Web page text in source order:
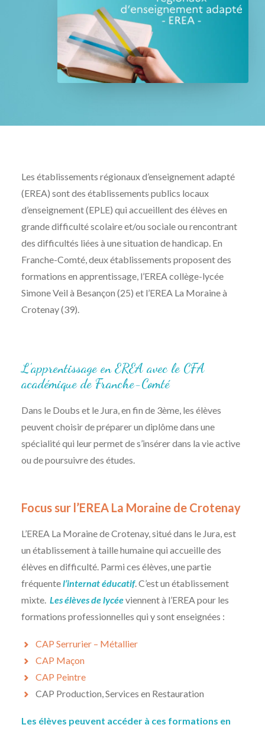
Les établissements régionaux d’enseignement adapté
(EREA) sont des établissements publics locaux
d’enseignement (EPLE) qui accueillent des élèves en
grande difficulté scolaire et/ou sociale ou rencontrant
des difficultés liées à une situation de handicap. En
Franche-Comté, deux établissements proposent des
formations en apprentissage, l’EREA collège-lycée
Simone Veil à Besançon (25) et l’EREA La Moraine à
Crotenay (39).
L’apprentissage en EREA avec le CFA
académique de Franche-Comté
Dans le Doubs et le Jura, en fin de 3ème, les élèves
peuvent choisir de préparer un diplôme dans une
spécialité qui leur permet de s’insérer dans la vie active
ou de poursuivre des études.
Focus sur l’EREA La Moraine de Crotenay
L’EREA La Moraine de Crotenay, situé dans le Jura, est
un établissement à taille humaine qui accueille des
élèves en difficulté. Parmi ces élèves, une partie
fréquentel’internat éducatif. C’est un établissement
mixte. Les élèves de lycéeviennent à l’EREA pour les
formations professionnelles qui y sont enseignées :
CAP Serrurier – Métallier
CAP Maçon
CAP Peintre
CAP Production, Services en Restauration
Les élèves peuvent accéder à ces formations en